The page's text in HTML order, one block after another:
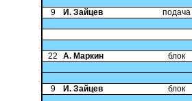
9 И. Зайцев подача
22 А. Маркин блок
9 И. Зайцев блок